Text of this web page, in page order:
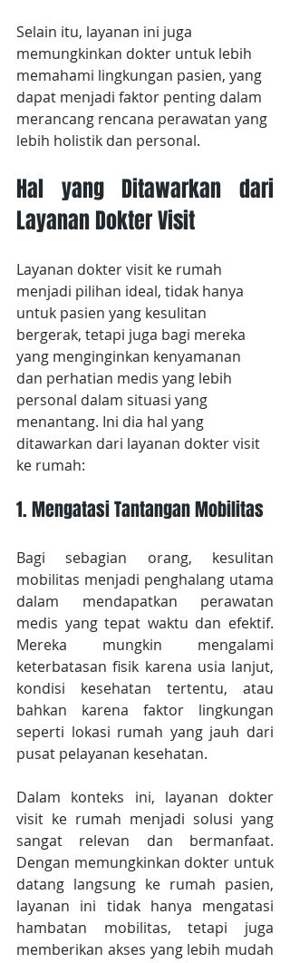
Selain itu, layanan ini juga
memungkinkan dokter untuk lebih
memahami lingkungan pasien, yang
dapat menjadi faktor penting dalam
merancang rencana perawatan yang
lebih holistik dan personal.
Hal yang Ditawarkan dari
Layanan Dokter Visit
Layanan dokter visit ke rumah
menjadi pilihan ideal, tidak hanya
untuk pasien yang kesulitan
bergerak, tetapi juga bagi mereka
yang menginginkan kenyamanan
dan perhatian medis yang lebih
personal dalam situasi yang
menantang. Ini dia hal yang
ditawarkan dari layanan dokter visit
ke rumah:
1. Mengatasi Tantangan Mobilitas
Bagi sebagian orang, kesulitan
mobilitas menjadi penghalang utama
dalam mendapatkan perawatan
medis yang tepat waktu dan efektif.
Mereka mungkin mengalami
keterbatasan fisik karena usia lanjut,
kondisi kesehatan tertentu, atau
bahkan karena faktor lingkungan
seperti lokasi rumah yang jauh dari
pusat pelayanan kesehatan.
Dalam konteks ini, layanan dokter
visit ke rumah menjadi solusi yang
sangat relevan dan bermanfaat.
Dengan memungkinkan dokter untuk
datang langsung ke rumah pasien,
layanan ini tidak hanya mengatasi
hambatan mobilitas, tetapi juga
memberikan akses yang lebih mudah